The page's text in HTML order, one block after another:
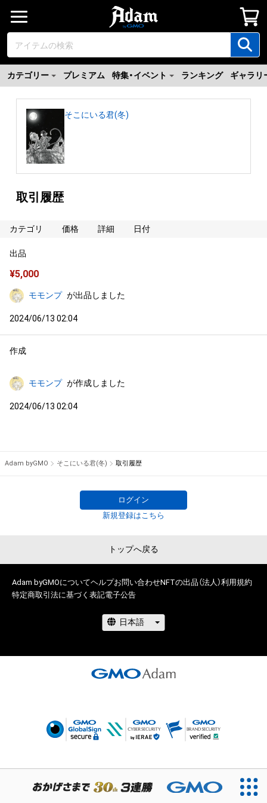
カテゴリー プレミアム 特集・イベント ランキング ギャラリ
そこにいる君(冬)
取引履歴
カテゴリ 価格 詳細 日付
出品
¥5,000
モモンプ が出品しました
2024/06/13 02:04
作成
モモンプ が作成しました
2024/06/13 02:04
Adam byGMO そこにいる君(冬) 取引履歴
ログイン
新規登録はこちら
トップへ戻る
Adam byGMOについてヘルプお問い合わせNFTの出品（法人）利用規約
特定商取引法に基づく表記電子公告